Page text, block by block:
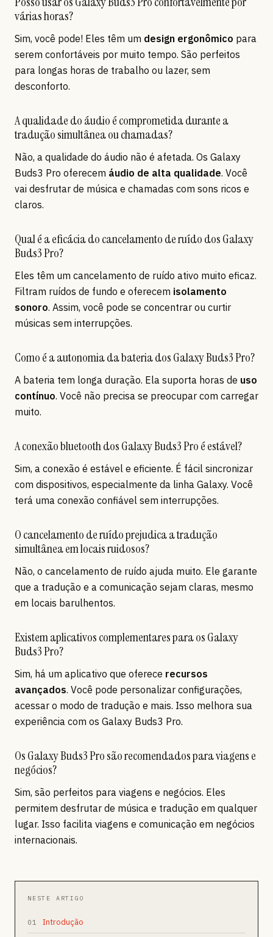
várias horas?
Sim, você pode! Eles têm um design ergonômico para
serem confortáveis por muito tempo. São perfeitos
para longas horas de trabalho ou lazer, sem
desconforto.
A qualidade do áudio é comprometida durante a
tradução simultânea ou chamadas?
Não, a qualidade do áudio não é afetada. Os Galaxy
Buds3 Pro oferecem áudio de alta qualidade. Você
vai desfrutar de música e chamadas com sons ricos e
claros.
Qual é a eficácia do cancelamento de ruído dos Galaxy
Buds3 Pro?
Eles têm um cancelamento de ruído ativo muito eficaz.
Filtram ruídos de fundo e oferecem isolamento
sonoro. Assim, você pode se concentrar ou curtir
músicas sem interrupções.
Como é a autonomia da bateria dos Galaxy Buds3 Pro?
A bateria tem longa duração. Ela suporta horas de uso
contínuo. Você não precisa se preocupar com carregar
muito.
A conexão bluetooth dos Galaxy Buds3 Pro é estável?
Sim, a conexão é estável e eficiente. É fácil sincronizar
com dispositivos, especialmente da linha Galaxy. Você
terá uma conexão confiável sem interrupções.
O cancelamento de ruído prejudica a tradução
simultânea em locais ruidosos?
Não, o cancelamento de ruído ajuda muito. Ele garante
que a tradução e a comunicação sejam claras, mesmo
em locais barulhentos.
Existem aplicativos complementares para os Galaxy
Buds3 Pro?
Sim, há um aplicativo que oferece recursos
avançados. Você pode personalizar configurações,
acessar o modo de tradução e mais. Isso melhora sua
experiência com os Galaxy Buds3 Pro.
Os Galaxy Buds3 Pro são recomendados para viagens e
negócios?
Sim, são perfeitos para viagens e negócios. Eles
permitem desfrutar de música e tradução em qualquer
lugar. Isso facilita viagens e comunicação em negócios
internacionais.
NESTE ARTIGO
01 Introdução